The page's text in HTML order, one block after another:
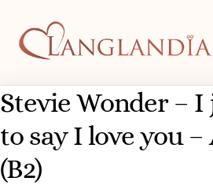
content
Stevie Wonder –
to say I love you
(B2)